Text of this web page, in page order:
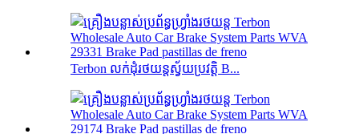
Terbon លក់ដុំរថយន្តស្វ័យប្រវត្តិ B...